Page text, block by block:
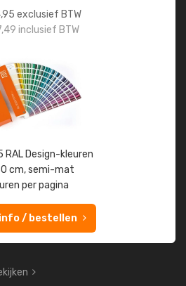
exclusief BTW
inclusief BTW
RAL Design-kleuren
cm, semi-mat
per pagina
info / bestellen